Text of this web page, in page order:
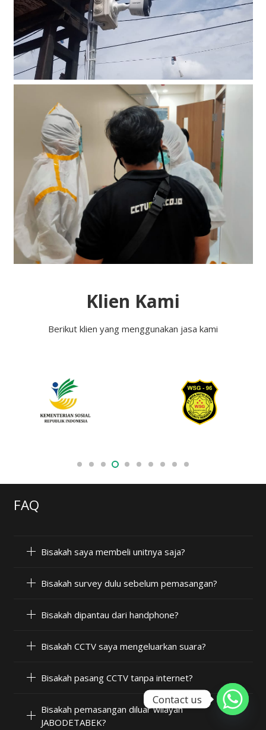
Klien Kami
Berikut klien yang menggunakan jasa kami
FAQ
Bisakah saya membeli unitnya saja?
Bisakah survey dulu sebelum pemasangan?
Bisakah dipantau dari handphone?
Bisakah CCTV saya mengeluarkan suara?
Bisakah pasang CCTV tanpa internet?
Bisakah pemasangan diluar wilayah
JABODETABEK?
Contact us